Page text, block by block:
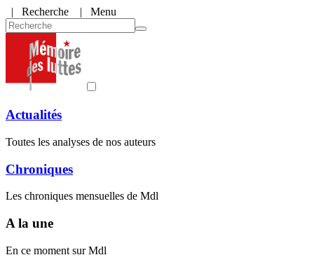
| Recherche | Menu
Actualités
Toutes les analyses de nos auteurs
Chroniques
Les chroniques mensuelles de Mdl
A la une
En ce moment sur Mdl